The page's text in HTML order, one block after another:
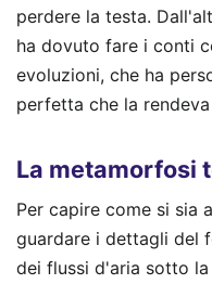
perdere la testa.
ha dovuto fare i conti
evoluzioni, che ha
perfetta che la
La metamorfosi
Per capire come si sia
guardare i dettagli del
dei flussi d'aria sotto